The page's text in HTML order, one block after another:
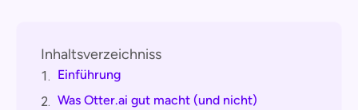
Inhaltsverzeichniss
1. Einführung
2. Was Otter.ai gut macht (und nicht)